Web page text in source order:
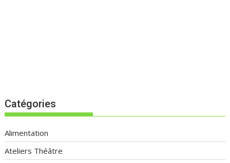
Catégories
Alimentation
Ateliers Théâtre